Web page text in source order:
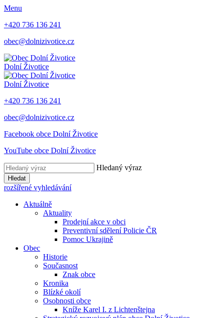
Menu
+420 736 136 241
obec@dolnizivotice.cz
Dolní Životice
Dolní Životice
+420 736 136 241
obec@dolnizivotice.cz
Facebook obce Dolní Životice
YouTube obce Dolní Životice
Hledaný výraz
Hledat
rozšířené vyhledávání
Aktuálně
Aktuality
Prodejní akce v obci
Preventivní sdělení Policie ČR
Pomoc Ukrajině
Obec
Historie
Současnost
Znak obce
Kronika
Blízké okolí
Osobnosti obce
Kníže Karel I. z Lichtenštejna